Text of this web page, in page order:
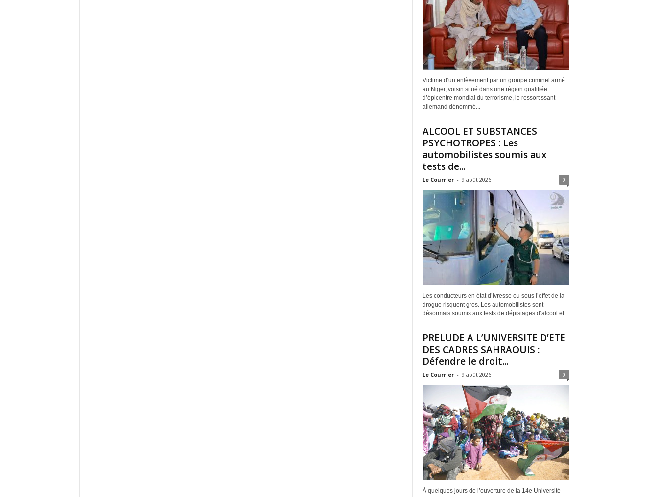
Victime d’un enlèvement par un groupe criminel armé
au Niger, voisin situé dans une région qualifiée
d’épicentre mondial du terrorisme, le ressortissant
allemand dénommé...
ALCOOL ET SUBSTANCES
PSYCHOTROPES : Les
automobilistes soumis aux
tests de...
Le Courrier - 9 août 2026 0
Les conducteurs en état d’ivresse ou sous l’effet de la
drogue risquent gros. Les automobilistes sont
désormais soumis aux tests de dépistages d’alcool et...
PRELUDE A L’UNIVERSITE D’ETE
DES CADRES SAHRAOUIS :
Défendre le droit...
Le Courrier - 9 août 2026 0
À quelques jours de l’ouverture de la 14e Université